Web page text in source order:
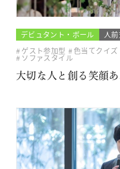
デビュタント・ボール 人
ゲスト参加型
色当てクイズ
ソファスタイル
大切な人と創る笑顔